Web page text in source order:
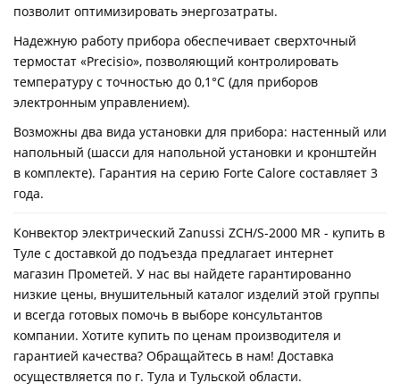
позволит оптимизировать энергозатраты.
Надежную работу прибора обеспечивает сверхточный
термостат «Precisio», позволяющий контролировать
температуру с точностью до 0,1°С (для приборов
электронным управлением).
Возможны два вида установки для прибора: настенный или
напольный (шасси для напольной установки и кронштейн
в комплекте). Гарантия на серию Forte Calore составляет 3
года.
Конвектор электрический Zanussi ZCH/S-2000 MR - купить в
Туле с доставкой до подъезда предлагает интернет
магазин Прометей. У нас вы найдете гарантированно
низкие цены, внушительный каталог изделий этой группы
и всегда готовых помочь в выборе консультантов
компании. Хотите купить по ценам производителя и
гарантией качества? Обращайтесь в нам! Доставка
осуществляется по г. Тула и Тульской области.